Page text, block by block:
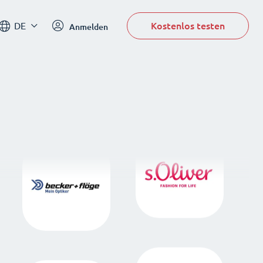
DE Anmelden Kostenlos testen